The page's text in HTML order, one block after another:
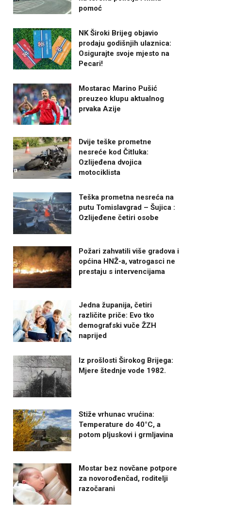
pomoć
NK Široki Brijeg objavio
prodaju godišnjih ulaznica:
Osigurajte svoje mjesto na
Pecari!
Mostarac Marino Pušić
preuzeo klupu aktualnog
prvaka Azije
Dvije teške prometne
nesreće kod Čitluka:
Ozlijeđena dvojica
motociklista
Teška prometna nesreća na
putu Tomislavgrad – Šujica :
Ozlijeđene četiri osobe
Požari zahvatili više gradova i
općina HNŽ-a, vatrogasci ne
prestaju s intervencijama
Jedna županija, četiri
različite priče: Evo tko
demografski vuče ŽZH
naprijed
Iz prošlosti Širokog Brijega:
Mjere štednje vode 1982.
Stiže vrhunac vrućina:
Temperature do 40°C, a
potom pljuskovi i grmljavina
Mostar bez novčane potpore
za novorođenčad, roditelji
razočarani